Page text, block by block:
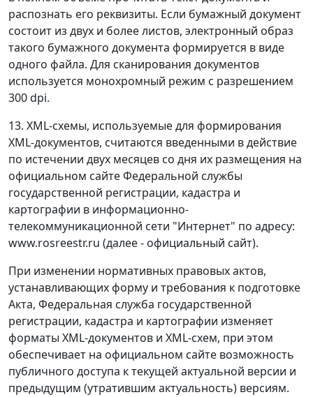
распознать его реквизиты. Если бумажный документ
состоит из двух и более листов, электронный образ
такого бумажного документа формируется в виде
одного файла. Для сканирования документов
используется монохромный режим с разрешением
300 dpi.
13. XML-схемы, используемые для формирования
XML-документов, считаются введенными в действие
по истечении двух месяцев со дня их размещения на
официальном сайте Федеральной службы
государственной регистрации, кадастра и
картографии в информационно-
телекоммуникационной сети "Интернет" по адресу:
www.rosreestr.ru (далее - официальный сайт).
При изменении нормативных правовых актов,
устанавливающих форму и требования к подготовке
Акта, Федеральная служба государственной
регистрации, кадастра и картографии изменяет
форматы XML-документов и XML-схем, при этом
обеспечивает на официальном сайте возможность
публичного доступа к текущей актуальной версии и
предыдущим (утратившим актуальность) версиям.